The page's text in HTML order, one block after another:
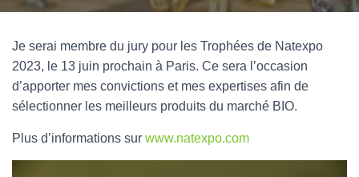
Je serai membre du jury pour les Trophées de Natexpo
2023, le 13 juin prochain à Paris. Ce sera l’occasion
d’apporter mes convictions et mes expertises afin de
sélectionner les meilleurs produits du marché BIO.
Plus d’informations sur www.natexpo.com